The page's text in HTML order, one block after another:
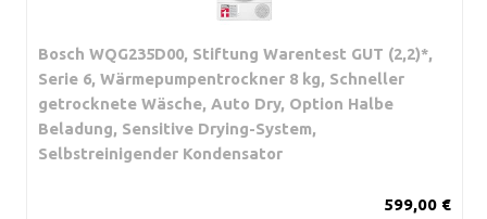
Bosch WQG235D00, Stiftung Warentest GUT (2,2)*,
Serie 6, Wärmepumpentrockner 8 kg, Schneller
getrocknete Wäsche, Auto Dry, Option Halbe
Beladung, Sensitive Drying-System,
Selbstreinigender Kondensator
599,00 €